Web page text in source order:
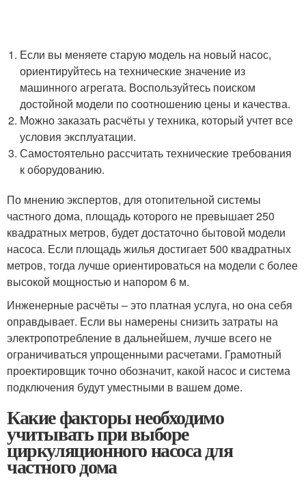
Если вы меняете старую модель на новый насос,
ориентируйтесь на технические значение из
машинного агрегата. Воспользуйтесь поиском
достойной модели по соотношению цены и качества.
Можно заказать расчёты у техника, который учтет все
условия эксплуатации.
Самостоятельно рассчитать технические требования
к оборудованию.
По мнению экспертов, для отопительной системы
частного дома, площадь которого не превышает 250
квадратных метров, будет достаточно бытовой модели
насоса. Если площадь жилья достигает 500 квадратных
метров, тогда лучше ориентироваться на модели с более
высокой мощностью и напором 6 м.
Инженерные расчёты – это платная услуга, но она себя
оправдывает. Если вы намерены снизить затраты на
электропотребление в дальнейшем, лучше всего не
ограничиваться упрощенными расчетами. Грамотный
проектировщик точно обозначит, какой насос и система
подключения будут уместными в вашем доме.
Какие факторы необходимо
учитывать при выборе
циркуляционного насоса для
частного дома